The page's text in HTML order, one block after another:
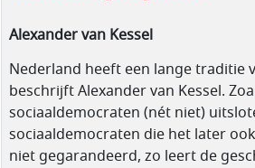
Alexander van Kessel
Nederland heeft een lange traditie
beschrijft Alexander van Kessel.
sociaaldemocraten (nét niet)
sociaaldemocraten die het later
niet gegarandeerd, zo leert de